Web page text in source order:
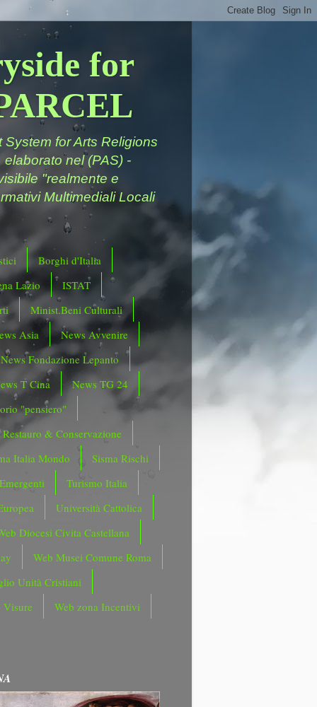
for
for Arts Religions
nel (PAS) -
"realmente e
Multimediali Locali
Borghi d'Italia
Lazio
ISTAT
Minist.Beni Culturali
Asia
News Avvenire
News Fondazione Lepanto
T Cina
News TG 24
"pensiero"
Restauro & Conservazione
Italia Mondo
Sisma Rischi
Turismo Italia
Università Cattolica
Diocesi Civita Castellana
Web Musei Comune Roma
Unità Cristiani
Visure
Web zona Incentivi